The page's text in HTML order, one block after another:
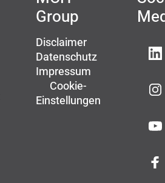
Group
Disclaimer
Datenschutz
Impressum
Cookie-
Einstellungen